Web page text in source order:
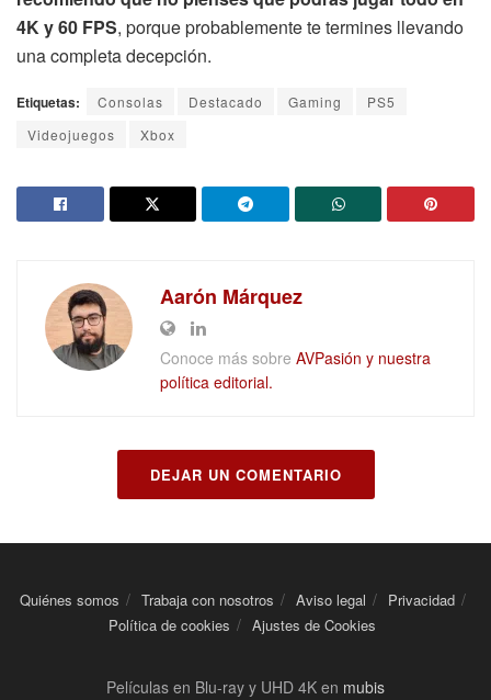
4K y 60 FPS, porque probablemente te termines llevando
una completa decepción.
Etiquetas: Consolas Destacado Gaming
PS5
Videojuegos
Xbox
Aarón Márquez
Conoce más sobre AVPasión y nuestra
política editorial.
DEJAR UN COMENTARIO
Quiénes somos Trabaja con nosotros Aviso legal
Privacidad
Política de cookies
Ajustes de Cookies
Películas en Blu-ray y UHD 4K en mubis